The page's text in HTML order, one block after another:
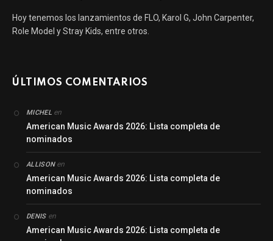
Hoy tenemos los lanzamientos de FLO, Karol G, John Carpenter,
Role Model y Stray Kids, entre otros.
ÚLTIMOS COMENTARIOS
MICHEL en
American Music Awards 2026: Lista completa de
nominados
ALLISONen
American Music Awards 2026: Lista completa de
nominados
DENISen
American Music Awards 2026: Lista completa de